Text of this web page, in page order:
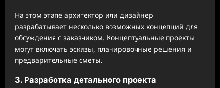
На этом этапе архитектор или дизайнер
разрабатывает несколько возможных концепций для
обсуждения с заказчиком. Концептуальные проекты
могут включать эскизы, планировочные решения и
предварительные сметы.
3. Разработка детального проекта